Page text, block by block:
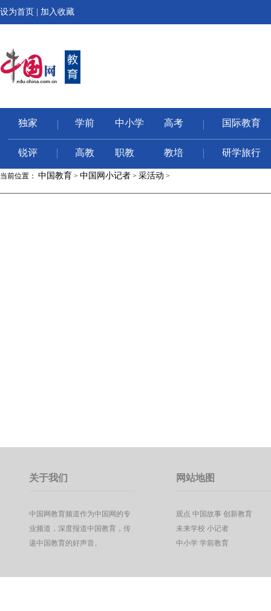
设为首页 加入收藏
独家 学前 中小学 高考 国际教育
锐评 高教 职教 教培 研学旅行
当前位置： 中国教育 > 中国网小记者 > 采活动 >